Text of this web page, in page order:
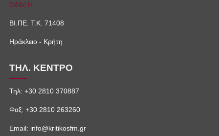
Οδός Η
ΒΙ.ΠΕ. Τ.Κ. 71408
Ηράκλειο - Κρήτη
ΤΗΛ. ΚΕΝΤΡΟ
Τηλ: +30 2810 370887
Φαξ: +30 2810 263260
Email: info@kritikosfm.gr